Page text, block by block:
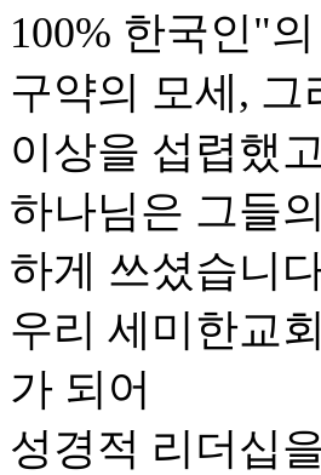
100% 한국인"
구약의 모세,
이상을 섭렵했
하나님은 그들
하게 쓰셨습니
우리 세미한교
가 되어
성경적 리더십